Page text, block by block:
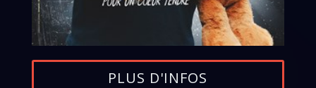
PLUS D'INFOS